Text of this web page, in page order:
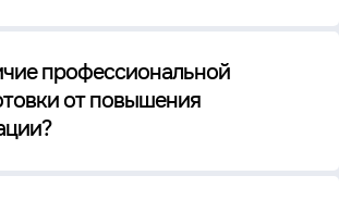
профессиональной
от повышения